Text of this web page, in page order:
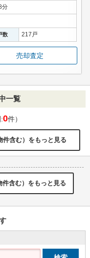
分
数 217戸
売却査定
一覧
0件）
件含む）をもっと見る
含む）をもっと見る